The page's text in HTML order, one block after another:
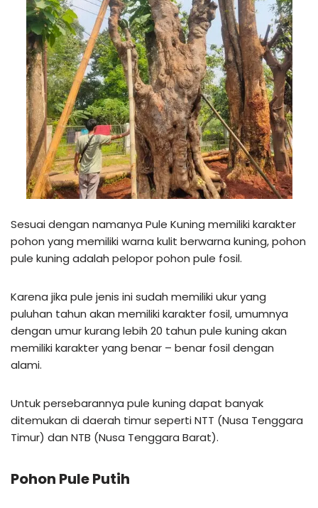
Sesuai dengan namanya Pule Kuning memiliki karakter
pohon yang memiliki warna kulit berwarna kuning, pohon
pule kuning adalah pelopor pohon pule fosil.
Karena jika pule jenis ini sudah memiliki ukur yang
puluhan tahun akan memiliki karakter fosil, umumnya
dengan umur kurang lebih 20 tahun pule kuning akan
memiliki karakter yang benar – benar fosil dengan
alami.
Untuk persebarannya pule kuning dapat banyak
ditemukan di daerah timur seperti NTT (Nusa Tenggara
Timur) dan NTB (Nusa Tenggara Barat).
Pohon Pule Putih